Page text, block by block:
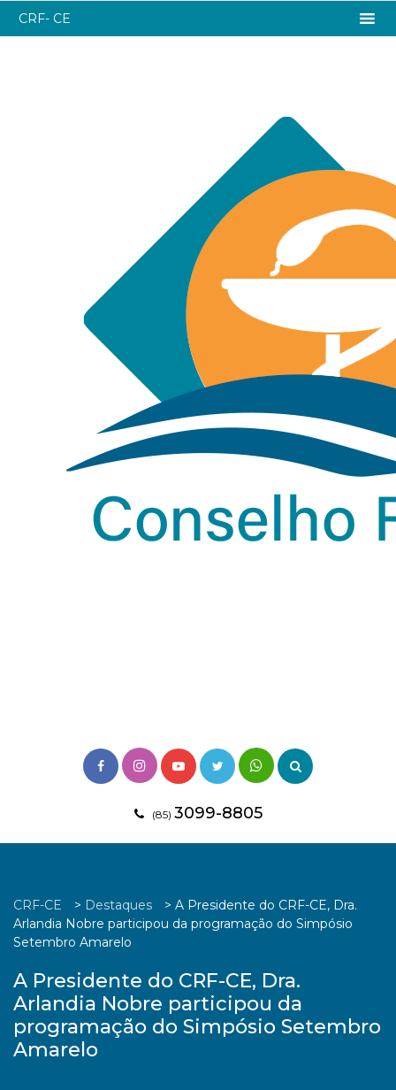
(85) 3099-8805
CRF- CE
CRF-CE > Destaques > A Presidente do CRF-CE, Dra.
Arlandia Nobre participou da programação do Simpósio
Setembro Amarelo
A Presidente do CRF-CE, Dra.
Arlandia Nobre participou da
programação do Simpósio Setembro
Amarelo